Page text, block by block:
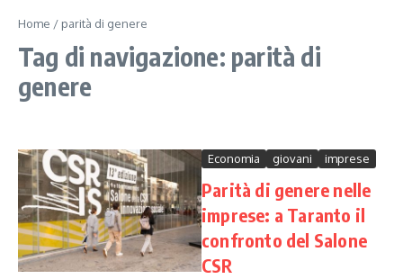
Home / parità di genere
Tag di navigazione: parità di
genere
Economia giovani imprese
Parità di genere nelle
imprese: a Taranto il
confronto del Salone
CSR